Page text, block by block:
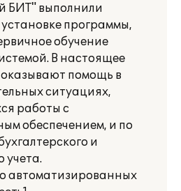
БИТ" выполнили
программы,
обучение
В настоящее
помощь в
ситуациях,
работы с
обеспечением, и по
и
учета.
автоматизированных